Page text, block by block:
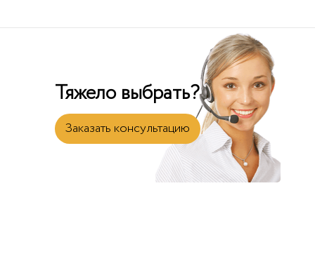
Тяжело выбрать?
Заказать консультацию